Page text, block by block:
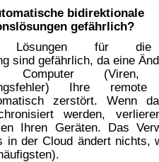
bidirektionale
gefährlich?
Lösungen für die
sind gefährlich, da eine
(Viren,
Ihre remote
zerstört. Wenn
werden,
Ihren Geräten. Das
in der Cloud ändert nichts,